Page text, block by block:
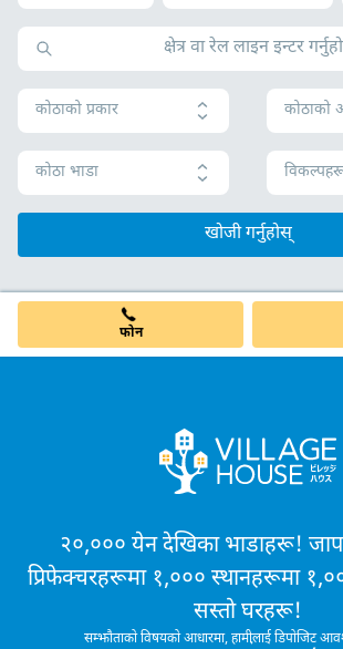
कोठाको प्रकार कोठाको
कोठा भाडा
खोजी गर्नुहोस्
फोन
२०,००० येन देखिका भाडाहरू!
प्रिफेक्चरहरूमा १,००० स्थानहरूमा
सस्तो घरहरू!
सम्झौताको विषयको आधारमा, हामीलाई डिपोजिट